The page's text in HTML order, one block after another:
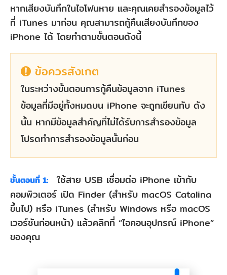
หากเสียงบันทึกในไอโฟนหาย และคุณเคยสำรองข้อมูลไว้
ที่ iTunes มาก่อน คุณสามารถกู้คืนเสียงบันทึกของ
iPhone ได้ โดยทำตามขั้นตอนดังนี้
ข้อควรสังเกต
ในระหว่างขั้นตอนการกู้คืนข้อมูลจาก iTunes
ข้อมูลที่มีอยู่ทั้งหมดบน iPhone จะถูกเขียนทับ ดัง
นั้น หากมีข้อมูลสำคัญที่ไม่ได้รับการสำรองข้อมูล
โปรดทำการสำรองข้อมูลนั้นก่อน
ขั้นตอนที่ 1:
ใช้สาย USB เชื่อมต่อ iPhone เข้ากับ
คอมพิวเตอร์ เปิด Finder (สำหรับ macOS Catalina
ขึ้นไป) หรือ iTunes (สำหรับ Windows หรือ macOS
เวอร์ชันก่อนหน้า) แล้วคลิกที่ “ไอคอนอุปกรณ์ iPhone”
ของคุณ